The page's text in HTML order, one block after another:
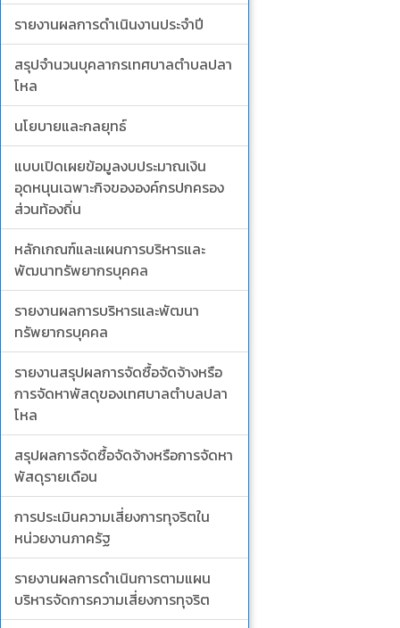
รายงานผลการดำเนินงานประจำปี
สรุปจำนวนบุคลากรเทศบาลตำบลปลา
โหล
นโยบายและกลยุทธ์
แบบเปิดเผยข้อมูลงบประมาณเงิน
อุดหนุนเฉพาะกิจขององค์กรปกครอง
ส่วนท้องถิ่น
หลักเกณฑ์และแผนการบริหารและ
พัฒนาทรัพยากรบุคคล
รายงานผลการบริหารและพัฒนา
ทรัพยากรบุคคล
รายงานสรุปผลการจัดซื้อจัดจ้างหรือ
การจัดหาพัสดุของเทศบาลตำบลปลา
โหล
สรุปผลการจัดซื้อจัดจ้างหรือการจัดหา
พัสดุรายเดือน
การประเมินความเสี่ยงการทุจริตใน
หน่วยงานภาครัฐ
รายงานผลการดำเนินการตามแผน
บริหารจัดการความเสี่ยงการทุจริต